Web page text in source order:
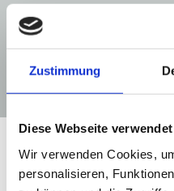
Zustimmung
Diese Webseite
Wir verwenden Cookies,
personalisieren,
Ausrüstung: mind.
Technische
Touren